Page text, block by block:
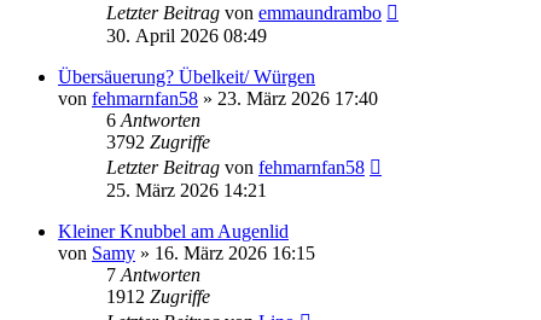
Letzter Beitrag von emmaundrambo
30. April 2026 08:49
Übersäuerung? Übelkeit/ Würgen
von fehmarnfan58 » 23. März 2026 17:40
6 Antworten
3792 Zugriffe
Letzter Beitrag von fehmarnfan58
25. März 2026 14:21
Kleiner Knubbel am Augenlid
von Samy » 16. März 2026 16:15
7 Antworten
1912 Zugriffe